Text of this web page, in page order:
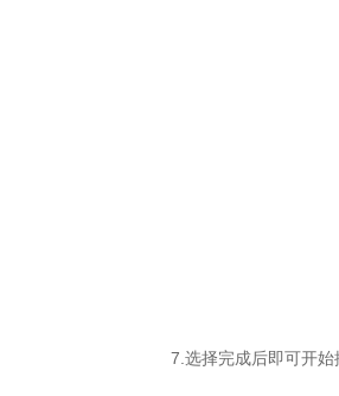
7.选择完成后即可开